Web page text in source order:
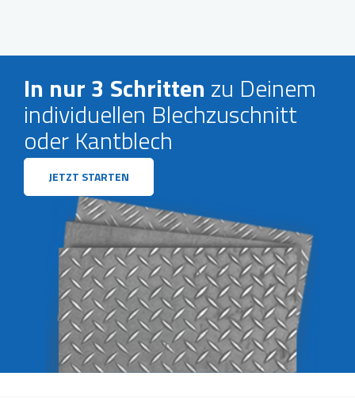
In nur 3 Schritten zu Deinem
individuellen Blechzuschnitt
oder Kantblech
JETZT STARTEN